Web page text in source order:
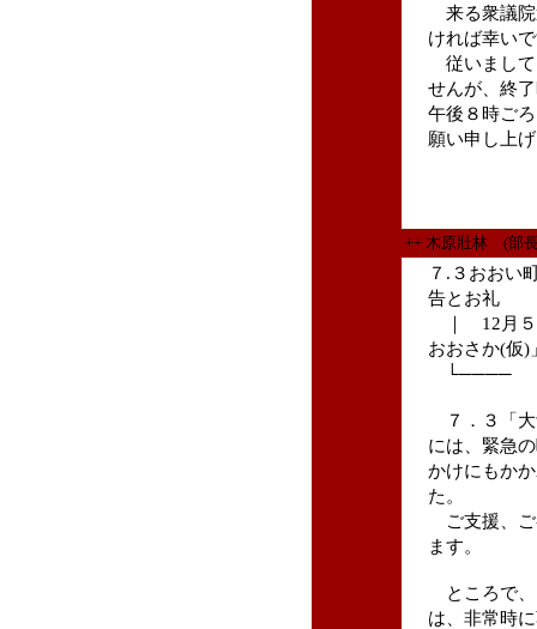
来る衆議院
ければ幸い
従いまして
せんが、終
午後８時ご
願い申し上
++ 木原壯林 (部
７.３おおい
告とお礼
｜ 12月５
おおさか(仮)
└──── （
７．３「大
には、緊急
かけにもか
た。
ご支援、ご
ます。
ところで、
は、非常時